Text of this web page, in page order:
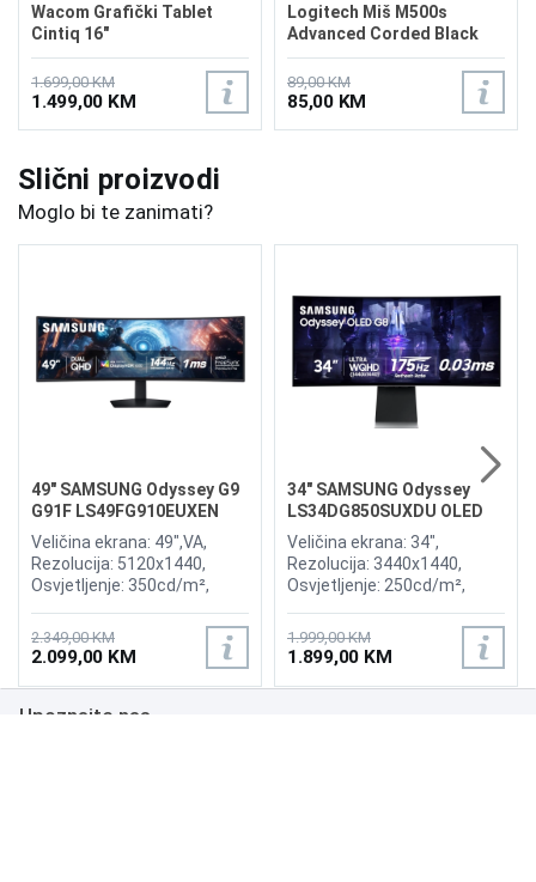
Wacom Grafički Tablet
Cintiq 16"
1.699,00 KM
1.499,00 KM
Logitech Miš M500s
Advanced Corded Black
89,00 KM
85,00 KM
Slični proizvodi
Moglo bi te zanimati?
49" SAMSUNG Odyssey G9
G91F LS49FG910EUXEN
144Hz Gaming Curved
Display
Veličina ekrana: 49",VA,
Rezolucija: 5120x1440,
Osvjetljenje: 350cd/m²,
Osvježenje: 144Hz, AMD
FreeSync Premium Pro,
Priključci: 2xHDMI 2.1,
DisplayPort, 2xUSB 3.2, USB-
B
2.349,00 KM
2.099,00 KM
34" SAMSUNG Odyssey
LS34DG850SUXDU OLED
G8 175Hz Gaming Curved
Display
Veličina ekrana: 34",
Rezolucija: 3440x1440,
Osvjetljenje: 250cd/m²,
Osvježenje: 175Hz, AMD
FreeSync Premium,
Wireless LAN, Bluetooth ,
Priključci: 2xHDMI,
1.999,00 KM
1.899,00 KM
Upoznajte nas